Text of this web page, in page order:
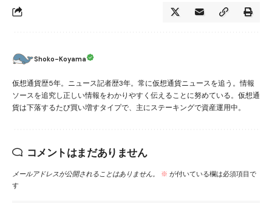
Shoko-Koyama
仮想通貨歴5年。ニュース記者歴3年。常に仮想通貨ニュースを追う。情報
ソースを追究し正しい情報をわかりやすく伝えることに努めている。仮想通
貨は下落するたび買い増すタイプで、主にステーキングで資産運用中。
コメントはまだありません
メールアドレスが公開されることはありません。 ※ が付いている欄は必須項目で
す